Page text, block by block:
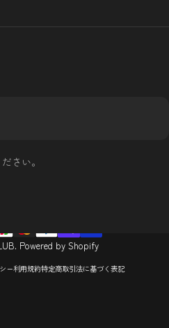
さい。
Powered by Shopify
ー利用規約特定商取引法に基づく表記